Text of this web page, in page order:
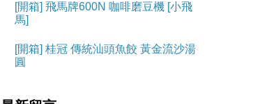
[開箱] 飛馬牌600N 咖啡磨豆機 [小飛
馬]
[開箱] 桂冠 傳統汕頭魚餃 黃金流沙湯
圓